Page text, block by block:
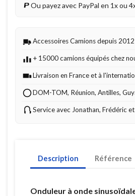
Ou payez avec PayPal en 1x ou
Accessoires Camions depuis 2012
+ 15000 camions équipés chez
Livraison en France et à
DOM-TOM, Réunion, Antilles,
Service avec Jonathan, Frédéric
Description Référence
Onduleur à onde